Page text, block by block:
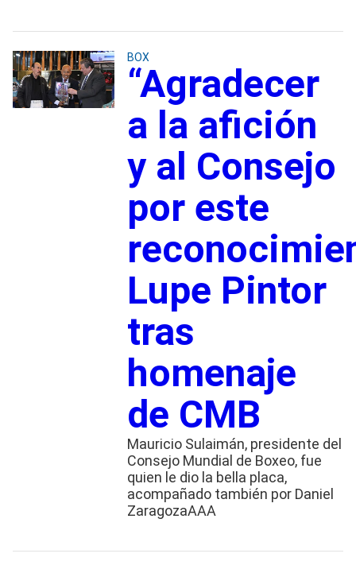
BOX
“Agradecer
a la afición
y al Consejo
por este
Lupe Pintor
tras
homenaje
de CMB
Mauricio Sulaimán, presidente del
Consejo Mundial de Boxeo, fue
quien le dio la bella placa,
acompañado también por Daniel
ZaragozaAAA